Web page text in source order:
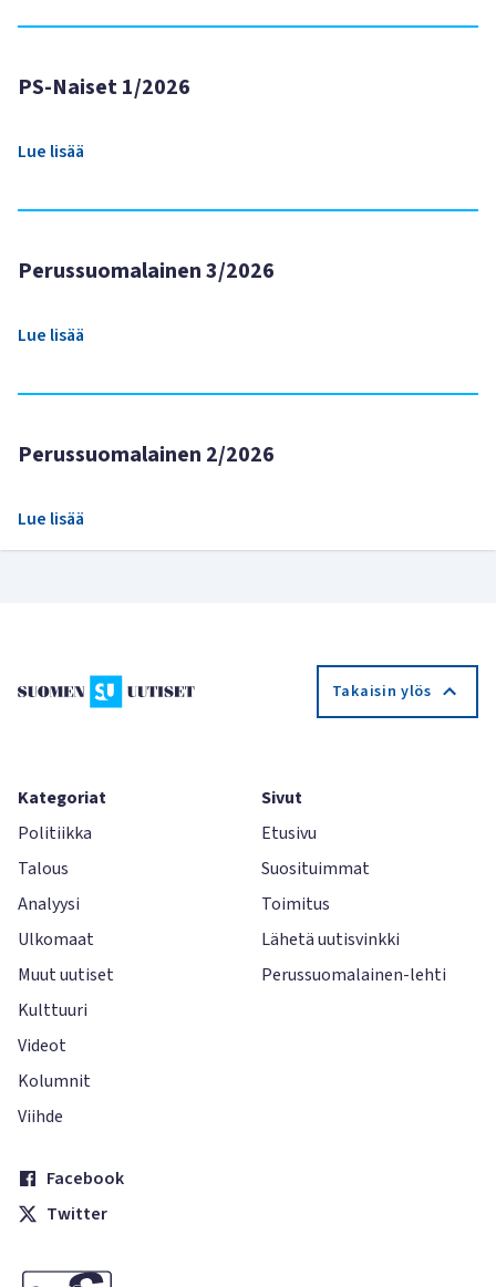
PS-Naiset 1/2026
Lue lisää
Perussuomalainen 3/2026
Lue lisää
Perussuomalainen 2/2026
Lue lisää
Takaisin ylös
Kategoriat
Politiikka
Talous
Analyysi
Ulkomaat
Muut uutiset
Kulttuuri
Videot
Kolumnit
Viihde
Sivut
Etusivu
Suosituimmat
Toimitus
Lähetä uutisvinkki
Perussuomalainen-lehti
Facebook
Twitter